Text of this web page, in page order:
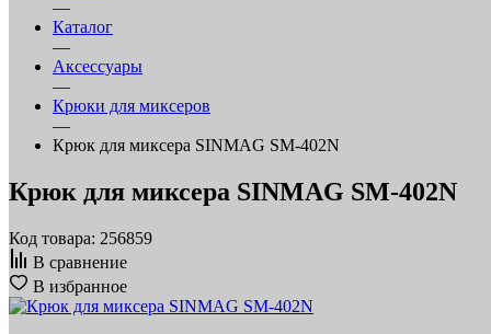
—
Каталог
—
Аксессуары
—
Крюки для миксеров
—
Крюк для миксера SINMAG SM-402N
Крюк для миксера SINMAG SM-402N
Код товара: 256859
В сравнение
В избранное